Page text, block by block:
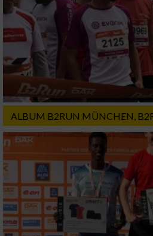
ALBUM B2RUN MÜNCHEN,
Partnerliste anzeigen (1 IAB-
Wir nutzen Ihre Daten für folgende Zwecke:
IAB-Verarbeitungszwecke:
Speichern von oder Zugriff auf
auf einem Endgerät
Verwendung reduzierter Daten
von Werbeanzeigen
Erstellung von Profilen für
Werbung
Verwendung von Profilen zur
personalisierter Werbung
Erstellung von Profilen zur
von Inhalten